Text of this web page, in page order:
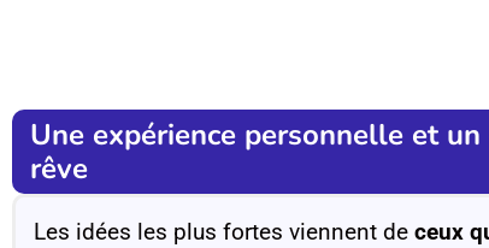
Une expérience personnelle et
rêve
Les idées les plus fortes viennent de ceux